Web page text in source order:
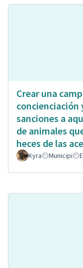
Crear una
concienciación
sanciones a
de animales
heces de las
Kyra Municipi